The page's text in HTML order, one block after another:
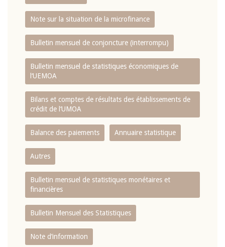
Note sur la situation de la microfinance
Bulletin mensuel de conjoncture (interrompu)
Bulletin mensuel de statistiques économiques de
l‘UEMOA
Bilans et comptes de résultats des établissements de
crédit de l‘UMOA
Balance des paiements Annuaire statistique
Autres
Bulletin mensuel de statistiques monétaires et
financières
Bulletin Mensuel des Statistiques
Note d’information